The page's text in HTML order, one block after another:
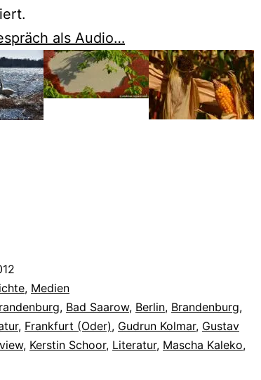
als Audio…
, Medien
, Bad Saarow, Berlin, Brandenburg,
, Frankfurt (Oder), Gudrun Kolmar, Gustav
, Kerstin Schoor, Literatur, Mascha Kaleko,